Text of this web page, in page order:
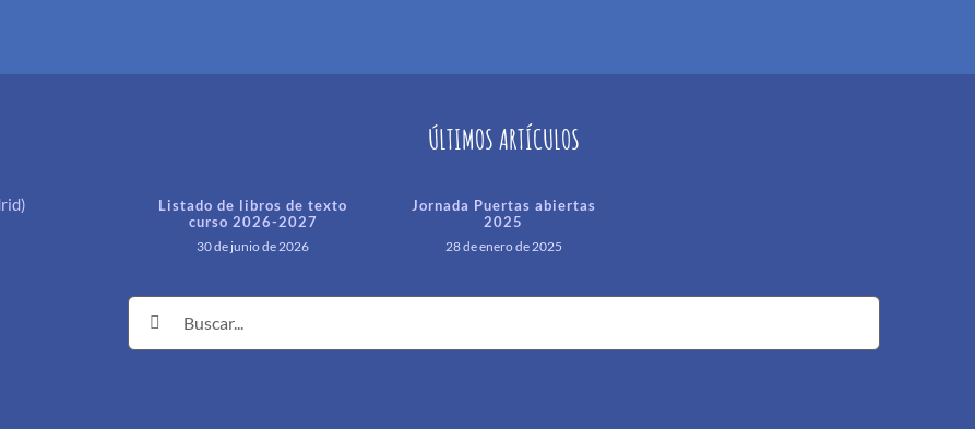
ÚLTIMOS ARTÍCULOS
Listado de libros de texto
curso 2026-2027
30 de junio de 2026
Jornada Puertas abiertas
2025
28 de enero de 2025
Buscar: